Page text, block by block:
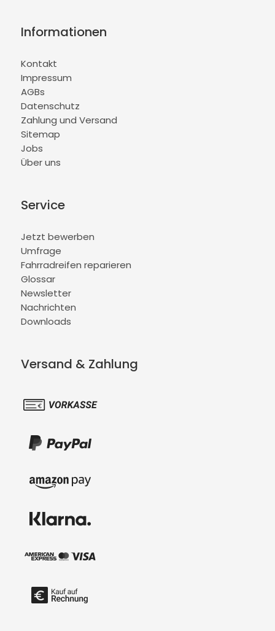
Informationen
Kontakt
Impressum
AGBs
Datenschutz
Zahlung und Versand
Sitemap
Jobs
Über uns
Service
Jetzt bewerben
Umfrage
Fahrradreifen reparieren
Glossar
Newsletter
Nachrichten
Downloads
Versand & Zahlung